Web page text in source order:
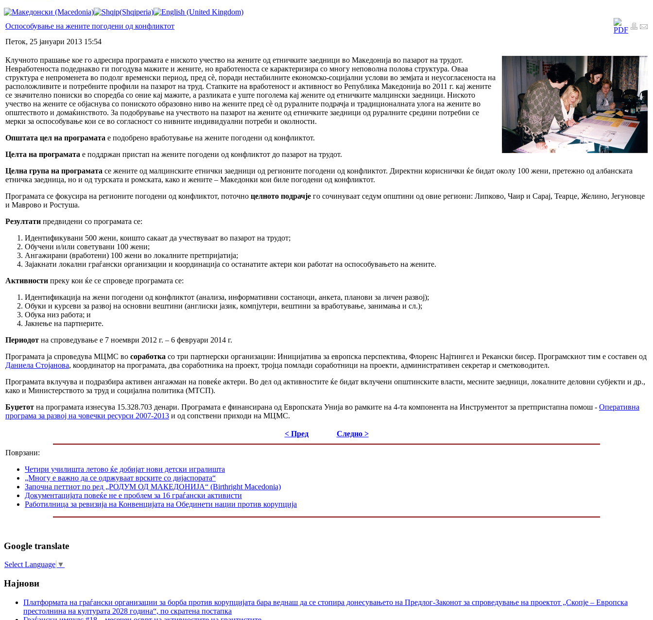
Оспособување на жените погодени од конфликтот
Петок, 25 јануари 2013 15:54
Клучното прашање кое го адресира програмата е ниското учество на жените од етничките заедници во Македонија во пазарот на трудот.
Невработеноста подеднакво ги погодува мажите и жените, но вработеноста се карактеризира со многу неповолна полова структура. Оваа
структура е непроменета во подолг временски период, пред сѐ, поради нестабилните економско-социјални услови во земјата и неусогласеноста на
расположливите и потребните профили на пазарот на труд. Стапките на вработеност и активност во Република Македонија во 2011 г. кај жените
се значително пониски во споредба со оние кај мажите, а разликата е уште поголема кај жените од етничките малцински заедници. Ниското
учество на жените се објаснува со пониското образовно ниво на жените пред сè од руралните подрачја и традиционалната улога на жените во
општеството и домаќинството. За подобрување на учеството на пазарот на жените од етничките заедници од руралните средини потребни се
мерки за оспособување кои се во согласност со нивните индивидуални потреби и околности.
Општата цел на програмата е подобрено вработување на жените погодени од конфликтот.
Целта на програмата е поддржан пристап на жените погодени од конфликтот до пазарот на трудот.
Целна група на програмата се жените од малцинските етнички заедници од регионите погодени од конфликтот. Директни кориснички ќе бидат околу 100 жени, претежно од албанската
етничка заедница, но и од турската и ромската, како и жените – Македонки кои биле погодени од конфликтот.
Програмата се фокусира на регионите погодени од конфликтот, поточно целното подрачје го сочинуваат седум општини од овие региони: Липково, Чаир и Сарај, Теарце, Желино, Јегуновце
и Маврово и Ростуша.
Резултати предвидени со програмата се:
Идентификувани 500 жени, коишто сакаат да учествуваат во пазарот на трудот;
Обучени и/или советувани 100 жени;
Ангажирани (вработени) 100 жени во локалните претпријатија;
Зајакнати локални граѓански организации и координација со останатите актери кои работат на оспособувањето на жените.
Активности преку кои ќе се спроведе програмата се:
Идентификација на жени погодени од конфликтот (анализа, информативни состаноци, анкета, планови за личен развој);
Обуки и курсеви за развој на основни вештини (англиски јазик, компјутери, вештини за вработување, занимања и сл.);
Обука низ работа; и
Јакнење на партнерите.
Периодот на спроведување е 7 ноември 2012 г. – 6 февруари 2014 г.
Програмата ја спроведува МЦМС во соработка со три партнерски организации: Иницијатива за европска перспектива, Флоренс Најтингел и Рекански бисер. Програмскиот тим е составен од
Даниела Стојанова, координатор на програмата, два соработника на проект, тројца помлади соработници на проекти, административен секретар и сметководител.
Програмата вклучува и подразбира активен ангажман на повеќе актери. Во дел од активностите ќе бидат вклучени општинските власти, месните заедници, локалните деловни субјекти и др.,
како и Министерството за труд и социјална политика (МТСП).
Буџетот на програмата изнесува 15.328.703 денари. Програмата е финансирана од Европската Унија во рамките на 4-та компонента на Инструментот за претпристапна помош - Оперативна
програма за развој на човечки ресурси 2007-2013 и од сопствени приходи на МЦМС.
< Пред Следно >
Поврзани:
Четири училишта летово ќе добијат нови детски игралишта
„Многу е важно да се одржуваат врските со дијаспората“
Започна петтиот по ред „РОДУМ ОД МАКЕДОНИЈА“ (Birthright Macedonia)
Документацијата повеќе не е проблем за 16 граѓански активисти
Работилница за ревизија на Конвенцијата на Обединети нации против корупција
Google translate
Select Language ▼
Најнови
Платформата на граѓански организации за борба против корупцијата бара веднаш да се стопира донесувањето на Предлог-Законот за спроведување на проектот „Скопје – Европска
престолнина на културата 2028 година“, по скратена постапка